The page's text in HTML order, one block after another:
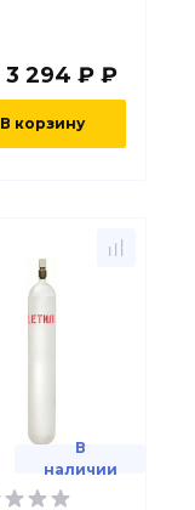
3 294 ₽ ₽
В корзину
В
наличии